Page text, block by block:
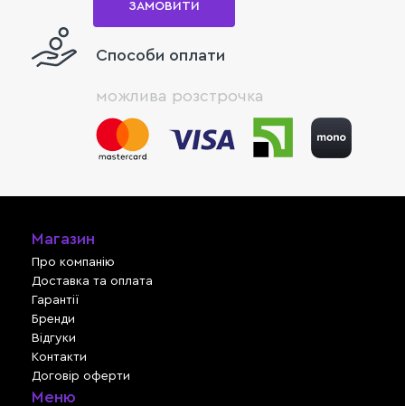
ЗАМОВИТИ
Способи оплати
можлива розстрочка
Магазин
Про компанію
Доставка та оплата
Гарантії
Бренди
Відгуки
Контакти
Договір оферти
Меню